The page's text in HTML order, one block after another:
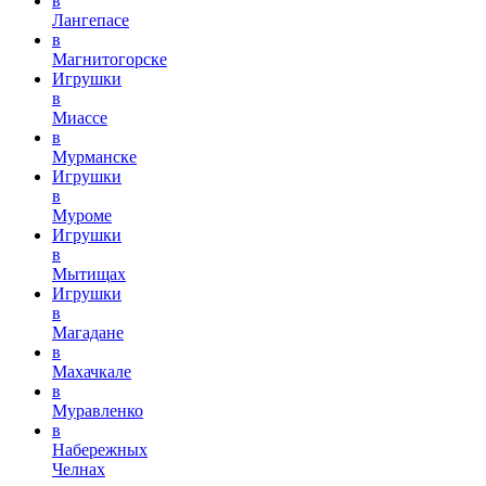
Лангепасе
в
Магнитогорске
Игрушки
в
Миассе
в
Мурманске
Игрушки
в
Муроме
Игрушки
в
Мытищах
Игрушки
в
Магадане
в
Махачкале
в
Муравленко
в
Набережных
Челнах